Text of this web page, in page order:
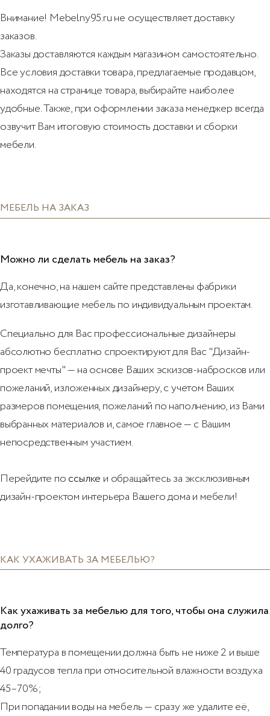
Внимание! Mebelny95.ru не осуществляет доставку
заказов.
Заказы доставляются каждым магазином самостоятельно.
Все условия доставки товара, предлагаемые продавцом,
находятся на странице товара, выбирайте наиболее
удобные. Также, при оформлении заказа менеджер всегда
озвучит Вам итоговую стоимость доставки и сборки
мебели.
МЕБЕЛЬ НА ЗАКАЗ
Можно ли сделать мебель на заказ?
Да, конечно, на нашем сайте представлены фабрики
изготавливающие мебель по индивидуальным проектам.
Специально для Вас профессиональные дизайнеры
абсолютно бесплатно спроектируют для Вас "Дизайн-
проект мечты" — на основе Ваших эскизов-набросков или
пожеланий, изложенных дизайнеру, с учетом Ваших
размеров помещения, пожеланий по наполнению, из Вами
выбранных материалов и, самое главное — с Вашим
непосредственным участием.
Перейдите поссылке и обращайтесь за эксклюзивным
дизайн-проектом интерьера Вашего дома и мебели!
КАК УХАЖИВАТЬ ЗА МЕБЕЛЬЮ?
Как ухаживать за мебелью для того, чтобы она служила
долго?
Температура в помещении должна быть не ниже 2 и выше
40 градусов тепла при относительной влажности воздуха
45–70%;
При попадании воды на мебель — сразу же удалите её,